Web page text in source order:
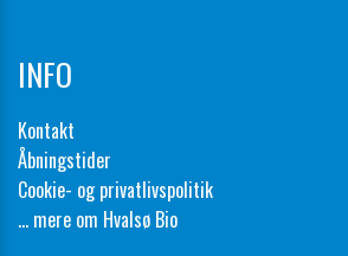
INFO
Kontakt
Åbningstider
Cookie- og privatlivspolitik
... mere om Hvalsø Bio